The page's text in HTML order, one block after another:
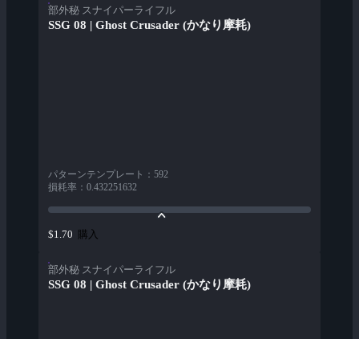
部外秘 スナイパーライフル
SSG 08 | Ghost Crusader (かなり摩耗)
パターンテンプレート ： 592
損耗率 ： 0.432251632
$1.70 購入
部外秘 スナイパーライフル
SSG 08 | Ghost Crusader (かなり摩耗)